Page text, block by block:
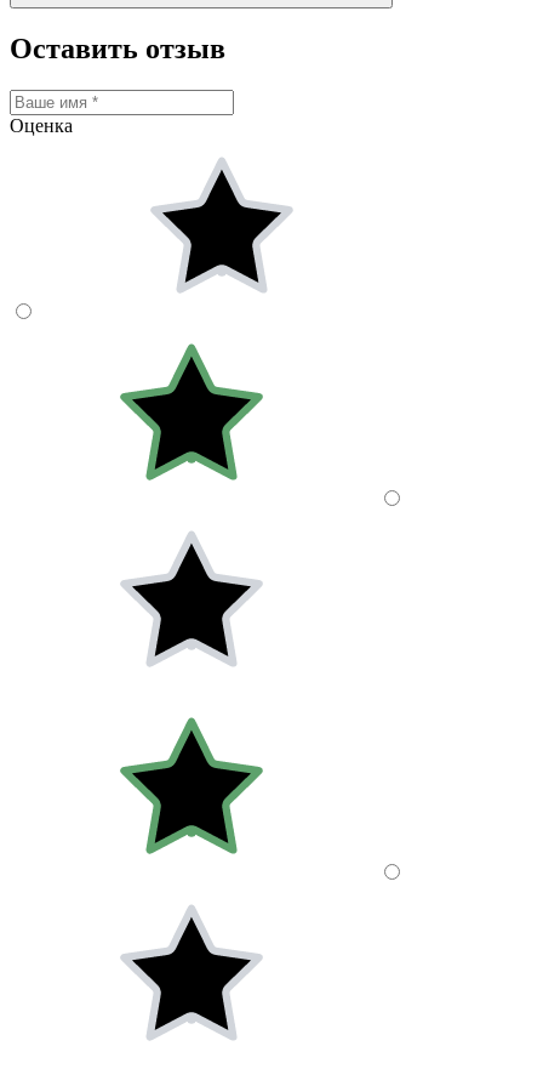
Оставить отзыв
Оценка